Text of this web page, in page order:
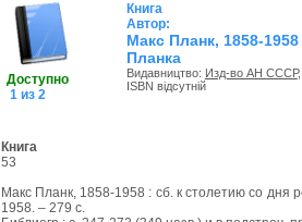
Доступно
1 из 2
Книга
Автор:
Макс Планк, 1858-
Планка
Видавництво: Изд-во АН СССР
ISBN відсутній
Книга
53
Макс Планк, 1858-1958 : сб. к столетию со
1958. – 279 с.